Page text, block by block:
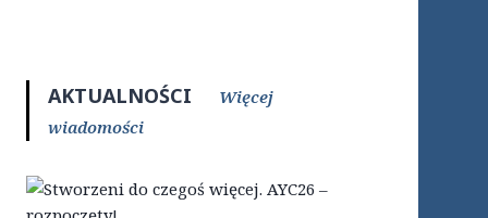
AKTUALNOŚCI
Więcej
wiadomości